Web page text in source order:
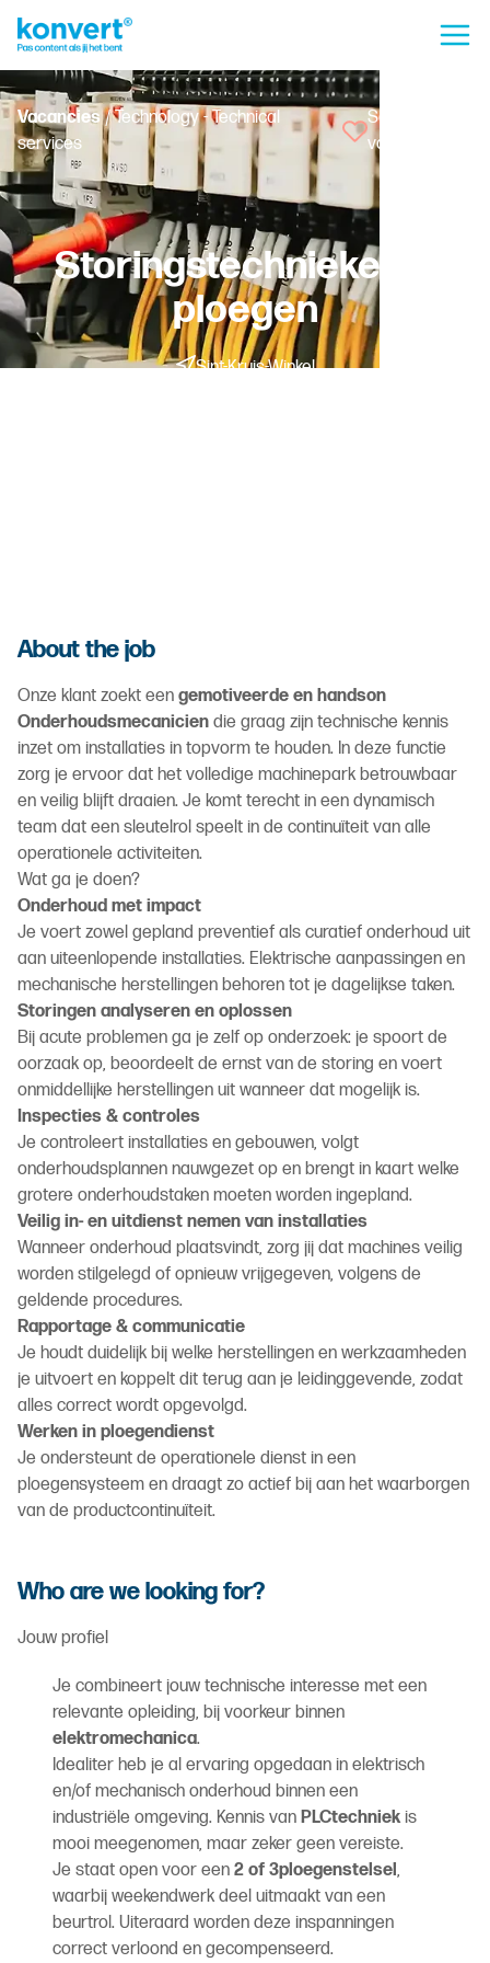
Vacancies/ Technology - Technical
services
Save
vacancy
Storingstechnieker- 3
ploegen
Sint-Kruis-Winkel
About the job
Onze klant zoekt een gemotiveerde en handson
Onderhoudsmecanicien die graag zijn technische kennis
inzet om installaties in topvorm te houden. In deze functie
zorg je ervoor dat het volledige machinepark betrouwbaar
en veilig blijft draaien. Je komt terecht in een dynamisch
team dat een sleutelrol speelt in de continuïteit van alle
operationele activiteiten.
Wat ga je doen?
Onderhoud met impact
Je voert zowel gepland preventief als curatief onderhoud uit
aan uiteenlopende installaties. Elektrische aanpassingen en
mechanische herstellingen behoren tot je dagelijkse taken.
Storingen analyseren en oplossen
Bij acute problemen ga je zelf op onderzoek: je spoort de
oorzaak op, beoordeelt de ernst van de storing en voert
onmiddellijke herstellingen uit wanneer dat mogelijk is.
Inspecties & controles
Je controleert installaties en gebouwen, volgt
onderhoudsplannen nauwgezet op en brengt in kaart welke
grotere onderhoudstaken moeten worden ingepland.
Veilig in- en uitdienst nemen van installaties
Wanneer onderhoud plaatsvindt, zorg jij dat machines veilig
worden stilgelegd of opnieuw vrijgegeven, volgens de
geldende procedures.
Rapportage & communicatie
Je houdt duidelijk bij welke herstellingen en werkzaamheden
je uitvoert en koppelt dit terug aan je leidinggevende, zodat
alles correct wordt opgevolgd.
Werken in ploegendienst
Je ondersteunt de operationele dienst in een
ploegensysteem en draagt zo actief bij aan het waarborgen
van de productcontinuïteit.
Who are we looking for?
Jouw profiel
Je combineert jouw technische interesse met een
relevante opleiding, bij voorkeur binnen
elektromechanica.
Idealiter heb je al ervaring opgedaan in elektrisch
en/of mechanisch onderhoud binnen een
industriële omgeving. Kennis van PLCtechniekis
mooi meegenomen, maar zeker geen vereiste.
Je staat open voor een 2 of 3ploegenstelsel,
waarbij weekendwerk deel uitmaakt van een
beurtrol. Uiteraard worden deze inspanningen
correct verloond en gecompenseerd.